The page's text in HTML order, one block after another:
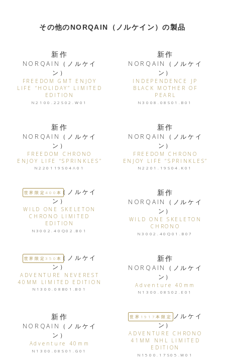
その他のNORQAIN（ノルケイン）の製品
新作
NORQAIN（ノルケイ
ン）
FREEDOM GMT ENJOY
LIFE “HOLIDAY” LIMITED
EDITION
N2100.22S02.W01
新作
NORQAIN（ノルケイ
ン）
INDEPENDENCE JP
BLACK MOTHER OF
PEARL
N3008.08S01.B01
新作
NORQAIN（ノルケイ
ン）
FREEDOM CHRONO
ENJOY LIFE “SPRINKLES”
N220119S04A01
新作
NORQAIN（ノルケイ
ン）
FREEDOM CHRONO
ENJOY LIFE “SPRINKLES”
N2201.19S04.K01
世界限定400本
NORQAIN（ノルケイ
ン）
WILD ONE SKELETON
CHRONO LIMITED
EDITION
N3002.40Q02.B01
新作
NORQAIN（ノルケイ
ン）
WILD ONE SKELETON
CHRONO
N3002.40Q01.B07
世界限定350本
NORQAIN（ノルケイ
ン）
ADVENTURE NEVEREST
40MM LIMITED EDITION
N1300.08B01.B01
新作
NORQAIN（ノルケイ
ン）
Adventure 40mm
N1300.08S02.E01
新作
NORQAIN（ノルケイ
ン）
Adventure 40mm
N1300.08S01.G01
世界1917本限定
NORQAIN（ノルケイ
ン）
ADVENTURE CHRONO
41MM NHL LIMITED
EDITION
N1500.17S05.W01